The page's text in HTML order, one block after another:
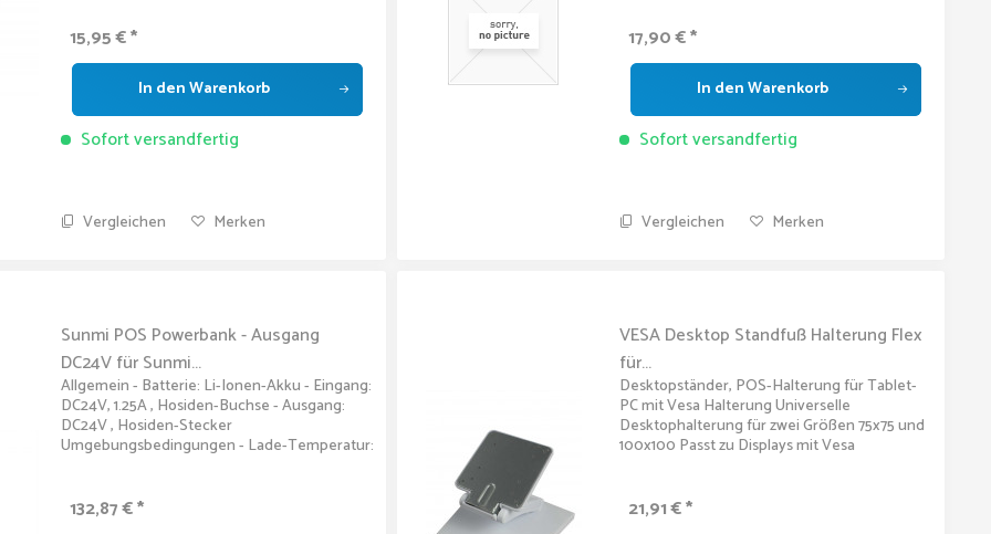
Kabelfarbe grau...
15,95 € *
In denWarenkorb
Sofort versandfertig
Vergleichen Merken
17,90 € *
In denWarenkorb
Sofort versandfertig
Vergleichen Merken
Sunmi POS Powerbank - Ausgang
DC24V für Sunmi...
Allgemein - Batterie: Li-Ionen-Akku - Eingang:
DC24V, 1.25A , Hosiden-Buchse - Ausgang:
DC24V , Hosiden-Stecker
Umgebungsbedingungen - Lade-Temperatur:
132,87 € *
VESA Desktop Standfuß Halterung Flex
für...
Desktopständer, POS-Halterung für Tablet-
PC mit Vesa Halterung Universelle
Desktophalterung für zwei Größen 75x75 und
100x100 Passt zu Displays mit Vesa
im...
21,91 € *